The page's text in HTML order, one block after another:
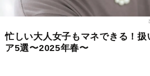
忙しい大人女子もマネできる！
ア5選〜2025年春〜